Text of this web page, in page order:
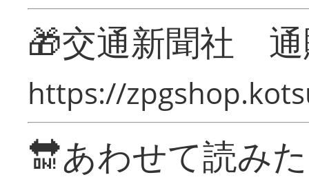
🎁交通新聞社
https://
🔛あわせて読み